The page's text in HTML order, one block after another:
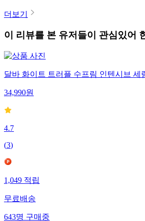
더보기
이 리뷰를 본 유저들이 관심있어
달바 화이트 트러플 수프림 인텐시브 세
34,990원
4.7
(3)
1,049 적립
무료배송
643명 구매중